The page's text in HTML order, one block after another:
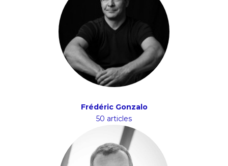
Frédéric Gonzalo
50 articles